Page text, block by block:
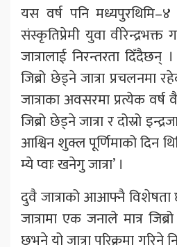
यस वर्ष पनि
संस्कृतिप्रेमी युवा वीरेन्द्रभक्त
जात्रालाई निरन्तरता दिँदैछन्
जिब्रो छेड्ने जात्रा प्रचलनमा
जात्राका अवसरमा प्रत्येक
जिब्रो छेड्ने जात्रा र दोस्रो
आश्विन शुक्ल पूर्णिमाको दिन
म्ये प्वाः खनेगु जात्रा’ ।
दुवै जात्राको आआफ्नै विशेषता
जात्रामा एक जनाले मात्र
छभने यो जात्रा परिक्रमा गरिने